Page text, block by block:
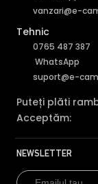
vanzari@e-
Tehnic
0765 487 387
WhatsApp
suport@e-
Puteți plăti
Acceptăm:
NEWSLETTER